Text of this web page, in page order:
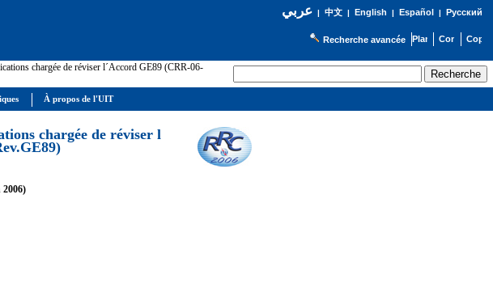
عربي| 中文| English | Español | Русский
Recherche avancée
chargée de réviser l´Accord GE89 (CRR-06-
chargée de réviser l
2006)
À propos de l'UIT